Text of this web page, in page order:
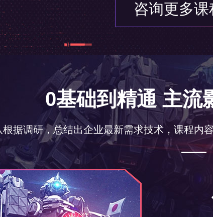
咨询更多课
0基础到精通 主流
据调研，总结出企业最新需求技术，课程内